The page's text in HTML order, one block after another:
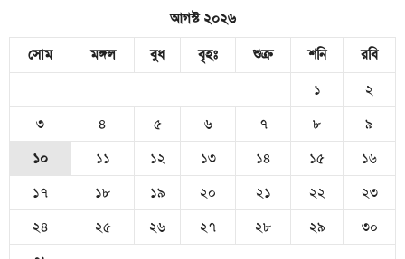
আগস্ট ২০২৬
সোম
মঙ্গল বুধ বৃহঃ শুক্র শনি
রবি
১
২
৩
৪ ৫ ৬ ৭ ৮
৯
১০
১১ ১২ ১৩ ১৪ ১৫
১৬
১৭
১৮ ১৯ ২০ ২১ ২২
২৩
২৪
২৫ ২৬ ২৭ ২৮ ২৯
৩০